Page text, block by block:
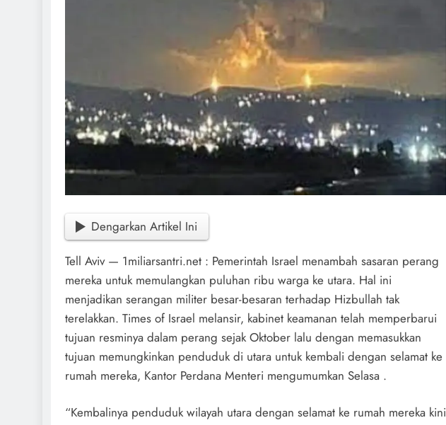
Dengarkan Artikel Ini
Tell Aviv — 1miliarsantri.net : Pemerintah Israel menambah sasaran perang
mereka untuk memulangkan puluhan ribu warga ke utara. Hal ini
menjadikan serangan militer besar-besaran terhadap Hizbullah tak
terelakkan. Times of Israel melansir, kabinet keamanan telah memperbarui
tujuan resminya dalam perang sejak Oktober lalu dengan memasukkan
tujuan memungkinkan penduduk di utara untuk kembali dengan selamat ke
rumah mereka, Kantor Perdana Menteri mengumumkan Selasa .
“Kembalinya penduduk wilayah utara dengan selamat ke rumah mereka kini